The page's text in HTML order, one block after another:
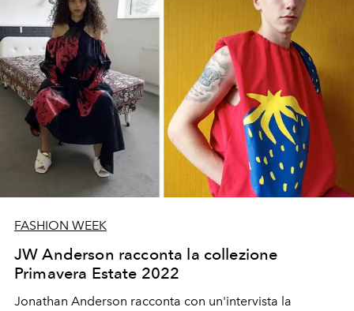
FASHION WEEK
JW Anderson racconta la collezione
Primavera Estate 2022
Jonathan Anderson racconta con un'intervista la